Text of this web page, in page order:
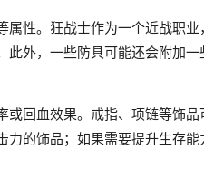
性。狂战士作为一个近战职业
此外，一些防具可能还会附加
回血效果。戒指、项链等饰品
的饰品；如果需要提升生存能